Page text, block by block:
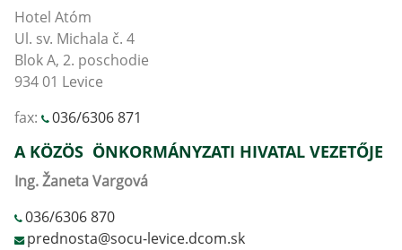
Hotel Atóm
Ul. sv. Michala č. 4
Blok A, 2. poschodie
934 01 Levice
fax:
036/6306 871
A KÖZÖS ÖNKORMÁNYZATI HIVATAL VEZETŐJE
Ing. Žaneta Vargová
036/6306 870
prednosta@socu-levice.dcom.sk